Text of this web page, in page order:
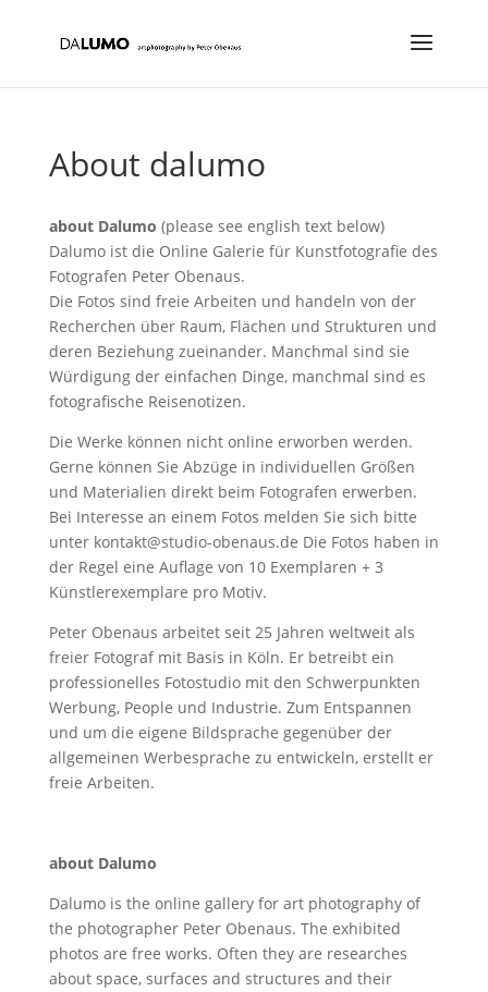
About dalumo
about Dalumo (please see english text below)
Dalumo ist die Online Galerie für Kunstfotografie des
Fotografen Peter Obenaus.
Die Fotos sind freie Arbeiten und handeln von der
Recherchen über Raum, Flächen und Strukturen und
deren Beziehung zueinander. Manchmal sind sie
Würdigung der einfachen Dinge, manchmal sind es
fotografische Reisenotizen.
Die Werke können nicht online erworben werden.
Gerne können Sie Abzüge in individuellen Größen
und Materialien direkt beim Fotografen erwerben.
Bei Interesse an einem Fotos melden Sie sich bitte
unter kontakt@studio-obenaus.de Die Fotos haben in
der Regel eine Auflage von 10 Exemplaren + 3
Künstlerexemplare pro Motiv.
Peter Obenaus arbeitet seit 25 Jahren weltweit als
freier Fotograf mit Basis in Köln. Er betreibt ein
professionelles Fotostudio mit den Schwerpunkten
Werbung, People und Industrie. Zum Entspannen
und um die eigene Bildsprache gegenüber der
allgemeinen Werbesprache zu entwickeln, erstellt er
freie Arbeiten.
about Dalumo
Dalumo is the online gallery for art photography of
the photographer Peter Obenaus. The exhibited
photos are free works. Often they are researches
about space, surfaces and structures and their